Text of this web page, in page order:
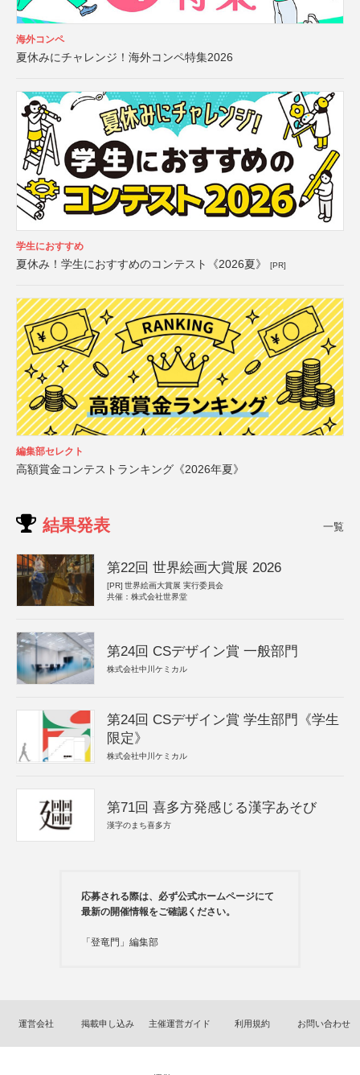
海外コンペ
夏休みにチャレンジ！海外コンペ特集2026
学生におすすめ
夏休み！学生におすすめのコンテスト《2026夏》 [PR]
編集部セレクト
高額賞金コンテストランキング《2026年夏》
結果発表 一覧
第22回 世界絵画大賞展 2026
[PR] 世界絵画大賞展 実行委員会
共催：株式会社世界堂
第24回 CSデザイン賞 一般部門
株式会社中川ケミカル
第24回 CSデザイン賞 学生部門《学生
限定》
株式会社中川ケミカル
第71回 喜多方発感じる漢字あそび
漢字のまち喜多方
応募される際は、必ず公式ホームページにて
最新の開催情報をご確認ください。
「登竜門」編集部
運営会社 掲載申し込み 主催運営ガイド 利用規約 お問い合わせ